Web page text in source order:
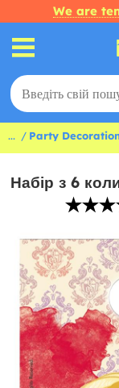
We are
... Party
Набір з 6